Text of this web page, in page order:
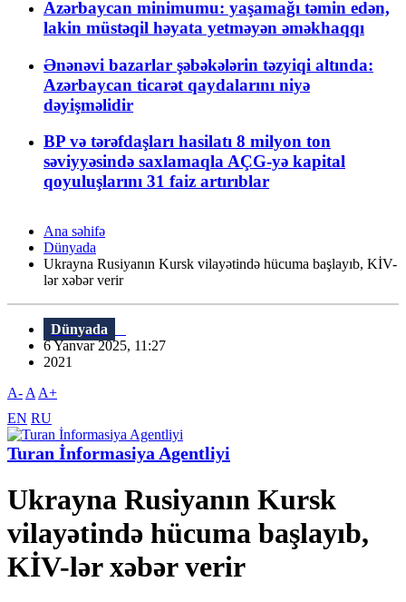
Azərbaycan minimumu: yaşamağı təmin edən,
lakin müstəqil həyata yetməyən əməkhaqqı
Ənənəvi bazarlar şəbəkələrin təzyiqi altında:
Azərbaycan ticarət qaydalarını niyə
dəyişməlidir
BP və tərəfdaşları hasilatı 8 milyon ton
səviyyəsində saxlamaqla AÇG-yə kapital
qoyuluşlarını 31 faiz artırıblar
Ana səhifə
Dünyada
Ukrayna Rusiyanın Kursk vilayətində hücuma başlayıb, KİV-
lər xəbər verir
Dünyada
6 Yanvar 2025, 11:27
2021
A- A A+
EN RU
Turan İnformasiya Agentliyi
Ukrayna Rusiyanın Kursk
vilayətində hücuma başlayıb,
KİV-lər xəbər verir